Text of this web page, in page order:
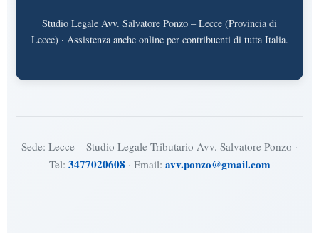
Studio Legale Avv. Salvatore Ponzo – Lecce (Provincia di
Lecce) · Assistenza anche online per contribuenti di tutta Italia.
Sede: Lecce – Studio Legale Tributario Avv. Salvatore Ponzo ·
Tel: 3477020608· Email: avv.ponzo@gmail.com